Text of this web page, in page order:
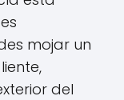
mojar un
del